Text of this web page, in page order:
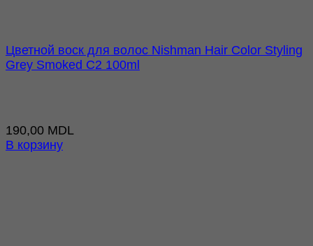
Цветной воск для волос Nishman Hair Color Styling
Grey Smoked C2 100ml
190,00 MDL
В корзину